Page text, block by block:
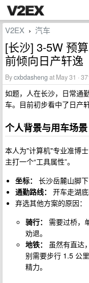
V2EX › 汽车
[长沙] 3-5W 预
前倾向日产轩逸
Bycxbdasheng at May 31 ·
如题，人在长沙，日常通
车。目前初步看中了日产
个人背景与用车场景
本人为"计算机"专业准博
主打一个“工具属性”。
坐标：
长沙岳麓山脚下
通勤路线：
开车走湖
弃选其他方案的原因：
骑行：
需要过桥，
劝退。
地铁：
虽然有直达
别需要步行 1.5 公
精力。